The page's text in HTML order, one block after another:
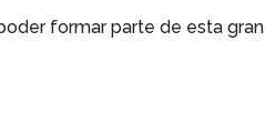
formar parte de esta